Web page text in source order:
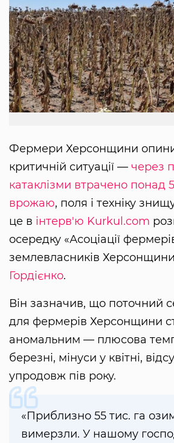
Фермери Херсонщини
критичній ситуації — через
катаклізми втрачено понад
врожаю, поля і техніку
це в інтерв'ю Kurkul.com
осередку «Асоціації
землевласників
Гордієнко.
Він зазначив, що поточний
для фермерів Херсонщини
аномальним — плюсова
березні, мінуси у квітні,
упродовж пів року.
«Приблизно 55 тис. га
вимерзли. У нашому